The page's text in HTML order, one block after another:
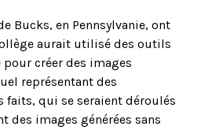
Bucks, en Pennsylvanie, ont
aurait utilisé des outils
créer des images
représentant des
faits, qui se seraient déroulés
des images générées sans